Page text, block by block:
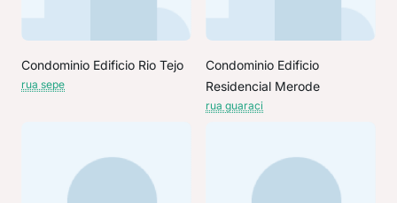
Condominio Edificio Rio Tejo
rua sepe
Condominio Edificio
Residencial Merode
rua guaraci